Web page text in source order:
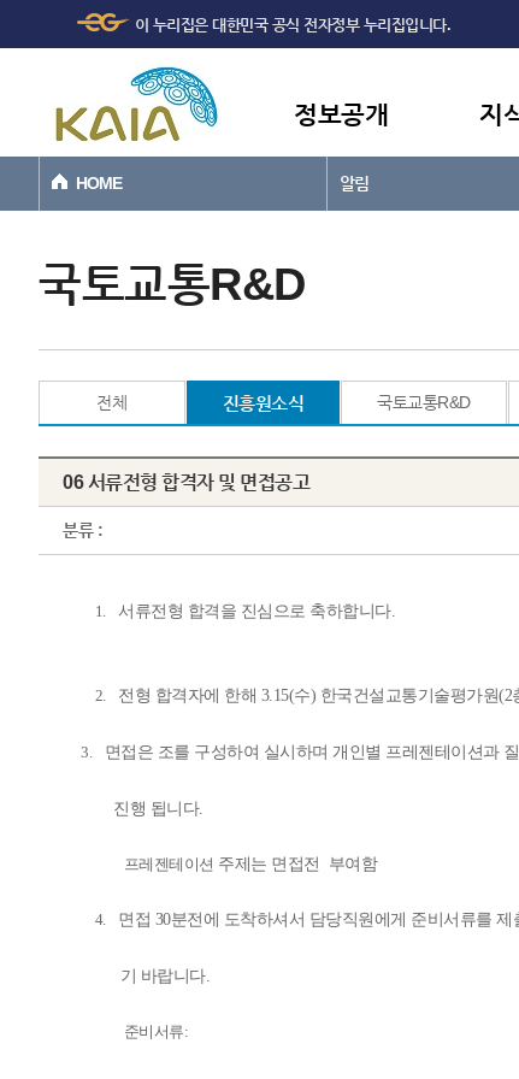
본문바로가기
이 누리집은 대한민국 공식 전자정부 누리집입니다.
정보공개 지
HOME 알림
국토교통R&D
전체 진흥원소식 국토교통R&D
06 서류전형 합격자 및 면접공고
분류 :
1. 서류전형 합격을 진심으로 축하합니다.
2. 전형 합격자에 한해 3.15(수) 한국건설교통기술평가원
3. 면접은 조를 구성하여 실시하며 개인별 프레젠테이션과질
진행 됩니다.
프레젠테이션 주제는 면접전 부여함
4. 면접 30분전에 도착하셔서 담당직원에게 준비서류를 제
기 바랍니다.
준비서류: